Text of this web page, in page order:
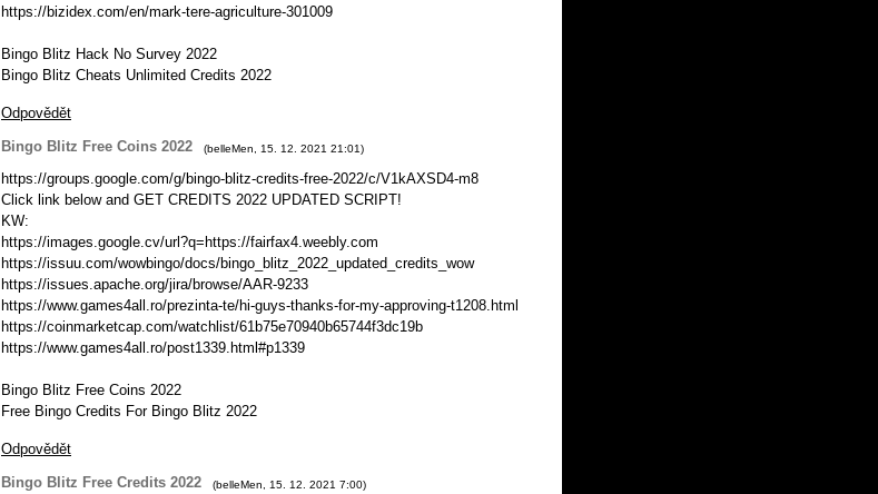
https://bizidex.com/en/mark-tere-agriculture-301009
Bingo Blitz Hack No Survey 2022
Bingo Blitz Cheats Unlimited Credits 2022
Odpovědět
Bingo Blitz Free Coins 2022
(belleMen 15. 12. 2021 21:01)
https://groups.google.com/g/bingo-blitz-credits-free-2022/c/V1kAXSD4-m8
Click link below and GET CREDITS 2022 UPDATED SCRIPT!
KW:
https://images.google.cv/url?q=https://fairfax4.weebly.com
https://issuu.com/wowbingo/docs/bingo_blitz_2022_updated_credits_wow
https://issues.apache.org/jira/browse/AAR-9233
https://www.games4all.ro/prezinta-te/hi-guys-thanks-for-my-approving-t1208.html
https://coinmarketcap.com/watchlist/61b75e70940b65744f3dc19b
https://www.games4all.ro/post1339.html#p1339
Bingo Blitz Free Coins 2022
Free Bingo Credits For Bingo Blitz 2022
Odpovědět
Bingo Blitz Free Credits 2022
(belleMen 15. 12. 2021 7:00)